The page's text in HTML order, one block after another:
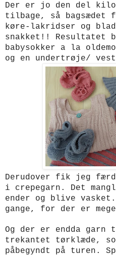
Der er jo den del
tilbage, så bagsædet
køre-lakridser og
snakket!! Resultatet
babysokker a la
og en undertrøje/
Derudover fik jeg
i crepegarn. Det
ender og blive
gange, for der er
Og der er endda
trekantet tørklæde,
påbegyndt på turen.